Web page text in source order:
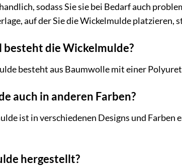
sodass Sie sie bei Bedarf auch
auf der Sie die Wickelmulde platzieren,
die Wickelmulde?
besteht aus Baumwolle mit einer
auch in anderen Farben?
ist in verschiedenen Designs und
hergestellt?